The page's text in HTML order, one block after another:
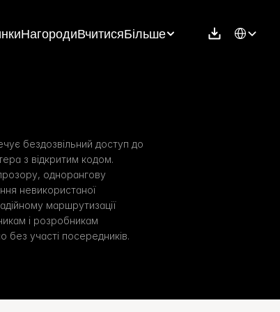
НагородиВчитисяБільше Select
бездозвільний доступ до
з відкритим кодом.
однорангову
невикористаної
маршрутизації
і розробникам
без участі посередників.